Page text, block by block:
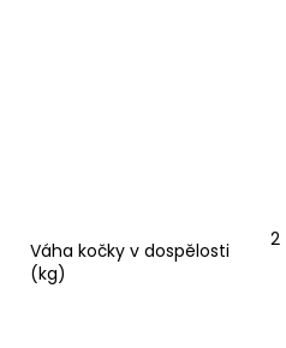
Váha kočky v dospělosti
(kg)
2